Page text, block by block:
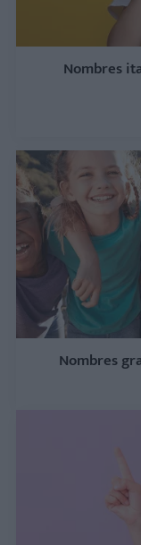
Nombres
Nombres